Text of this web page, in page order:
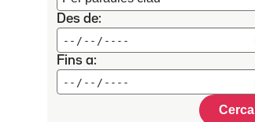
Des de:
Fins a:
Cerca